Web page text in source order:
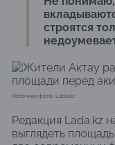
строятся
Источник фото: Lada.kz
Редакция Lada.kz
выглядеть